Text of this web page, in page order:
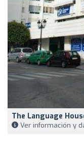
The Language
Ver información y